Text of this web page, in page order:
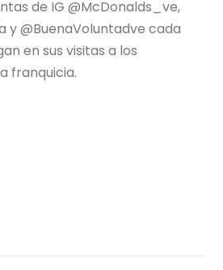
de IG @McDonalds_ve,
y @BuenaVoluntadve cada
en sus visitas a los
franquicia.